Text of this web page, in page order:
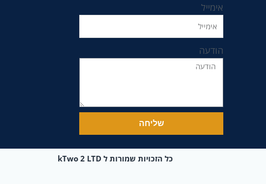
אימייל
הודעה
שליחה
כל הזכויות שמורות ל kTwo 2 LTD